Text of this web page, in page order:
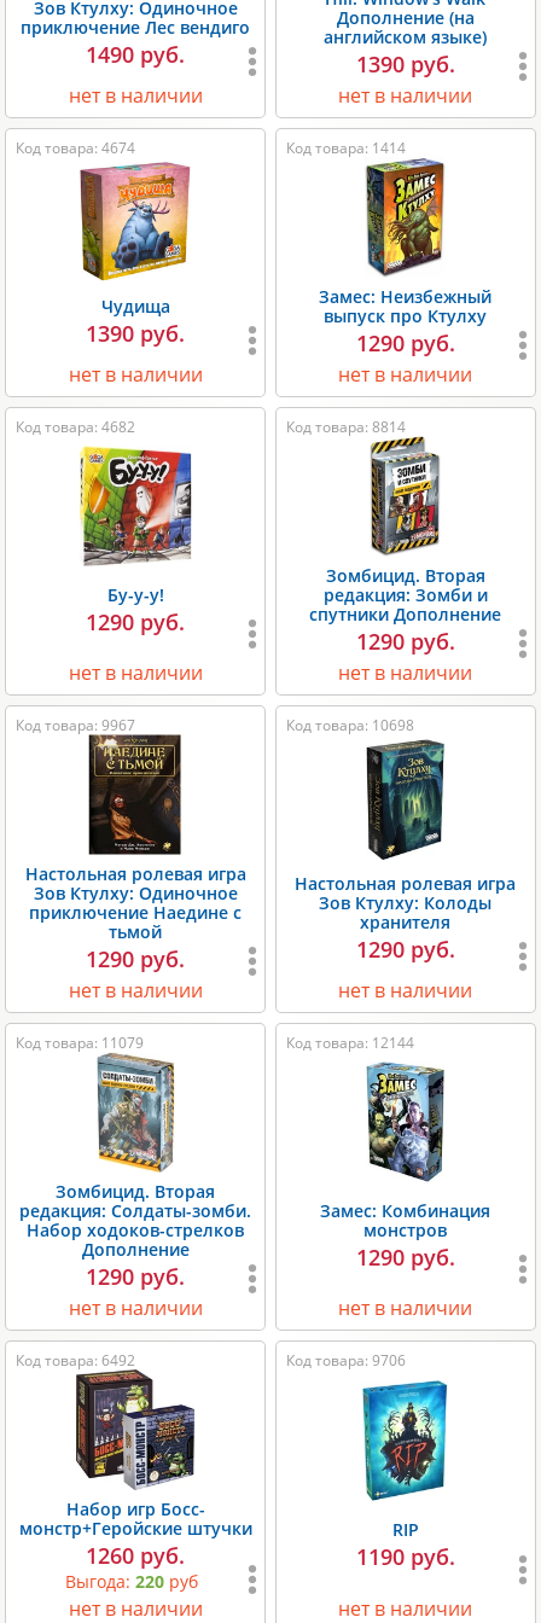
Зов Ктулху: Одиночное
приключение Лес вендиго
1490 руб.
нет в наличии
Дополнение (на
английском языке)
1390 руб.
нет в наличии
Код товара: 4674
Чудища
1390 руб.
нет в наличии
Код товара: 1414
Замес: Неизбежный
выпуск про Ктулху
1290 руб.
нет в наличии
Код товара: 4682
Бу-у-у!
1290 руб.
нет в наличии
Код товара: 8814
Зомбицид. Вторая
редакция: Зомби и
спутники Дополнение
1290 руб.
нет в наличии
Код товара: 9967
Настольная ролевая игра
Зов Ктулху: Одиночное
приключение Наедине с
тьмой
1290 руб.
нет в наличии
Код товара: 10698
Настольная ролевая игра
Зов Ктулху: Колоды
хранителя
1290 руб.
нет в наличии
Код товара: 11079
Зомбицид. Вторая
редакция: Солдаты-зомби.
Набор ходоков-стрелков
Дополнение
1290 руб.
нет в наличии
Код товара: 12144
Замес: Комбинация
монстров
1290 руб.
нет в наличии
Код товара: 6492
Набор игр Босс-
монстр+Геройские штучки
1260 руб.
Выгода:220 руб
нет в наличии
Код товара: 9706
RIP
1190 руб.
нет в наличии